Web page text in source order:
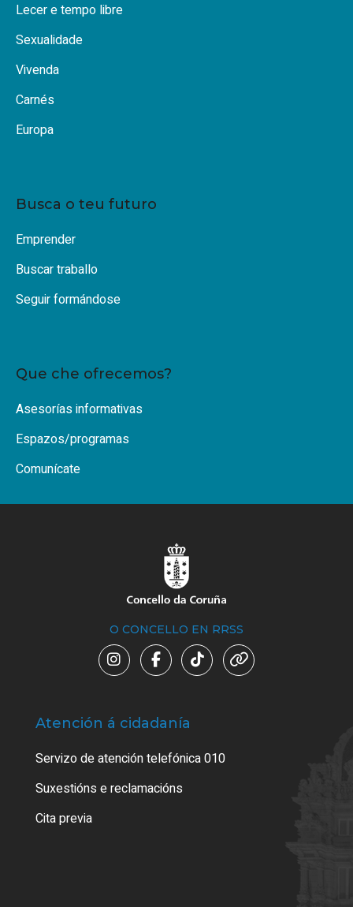
Lecer e tempo libre
Sexualidade
Vivenda
Carnés
Europa
Busca o teu futuro
Emprender
Buscar traballo
Seguir formándose
Que che ofrecemos?
Asesorías informativas
Espazos/programas
Comunícate
O CONCELLO EN RRSS
Atención á cidadanía
Servizo de atención telefónica 010
Suxestións e reclamacións
Cita previa